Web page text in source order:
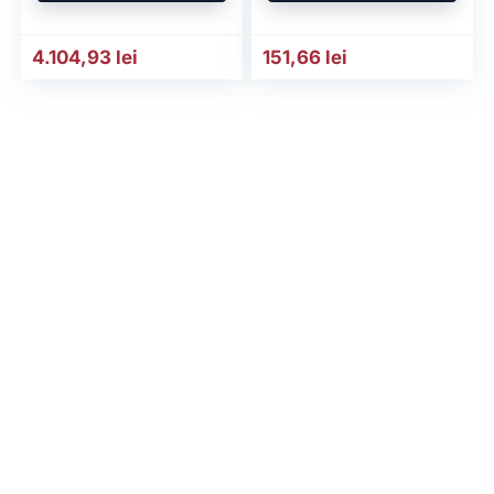
4.104,93 lei 151,66 lei